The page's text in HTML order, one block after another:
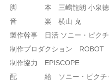
脚 本 三嶋龍朗 小泉徳
音 楽 横山 克
製作幹事 日活 ソニー・ピク
制作プロダクション ROBOT
制作協力 EPISCOPE
配 給 ソニー・ピクチャー